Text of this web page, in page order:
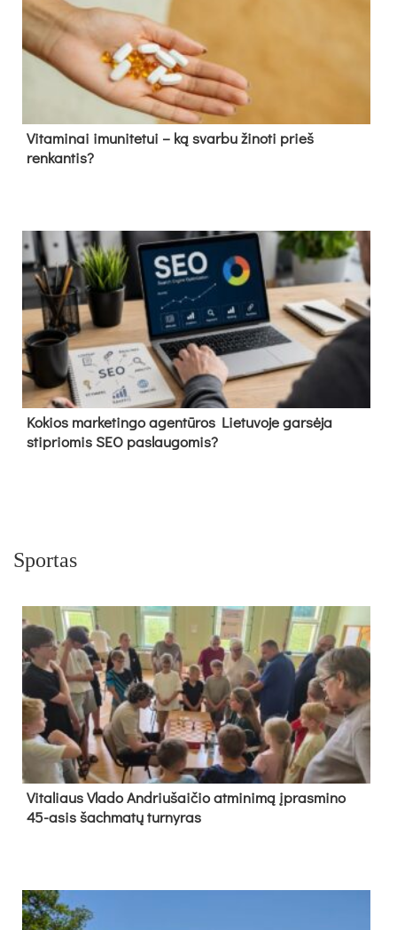
Vitaminai imunitetui – ką svarbu žinoti prieš
renkantis?
Kokios marketingo agentūros Lietuvoje garsėja
stipriomis SEO paslaugomis?
Sportas
Vi­ta­liaus Vla­do And­riu­šai­čio at­mi­ni­mą įpras­mi­no
45-asis šach­ma­tų tur­ny­ras